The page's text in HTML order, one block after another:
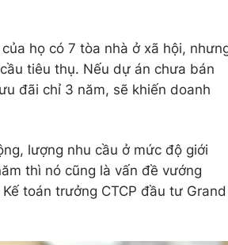
họ có 7 tòa nhà ở xã hội,
tiêu thụ. Nếu dự án chưa bán
đãi chỉ 3 năm, sẽ khiến doanh
lượng nhu cầu ở mức độ giới
thì nó cũng là vấn đề vướng
toán trưởng CTCP đầu tư Grand